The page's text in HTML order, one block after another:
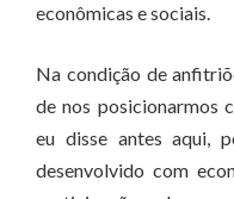
econômicas e sociais.
Na condição de
de nos posicionarmos
eu disse antes aqui,
desenvolvido com